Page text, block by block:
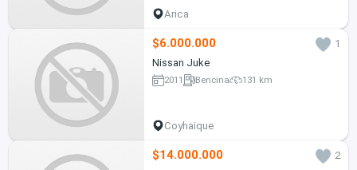
Arica
$6.000.000
1
Nissan Juke
2011 Bencina 131 km
Coyhaique
$14.000.000
2